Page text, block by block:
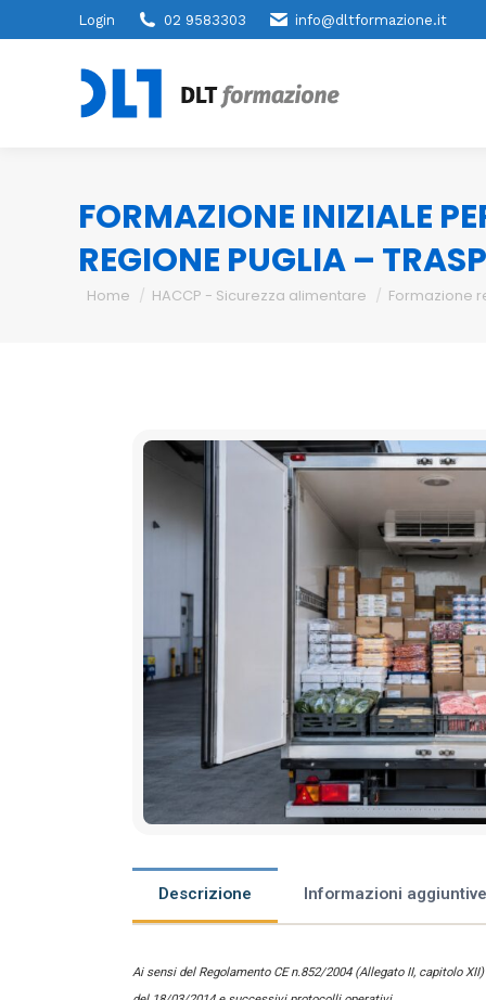
Login 02 9583303 info@dltformazione.it
FORMAZIONE INIZIALE
REGIONE PUGLIA –
You are here:
Home HACCP - Sicurezza alimentare Formazione
Descrizione Informazioni aggiuntive
Ai sensi del Regolamento CE n.852/2004 (Allegato II, capitolo